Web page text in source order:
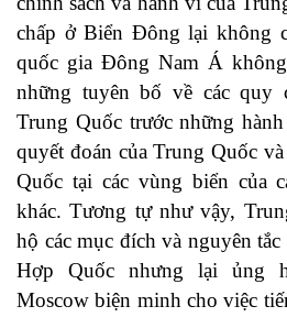
chấp ở Biển Đông lại không
quốc gia Đông Nam Á
những tuyên bố về các quy
Trung Quốc trước những
quyết đoán của Trung Quốc
Quốc tại các vùng biển của
khác. Tương tự như vậy,
hộ các mục đích và nguyên
Hợp Quốc nhưng lại ủng
Moscow biện minh cho việc